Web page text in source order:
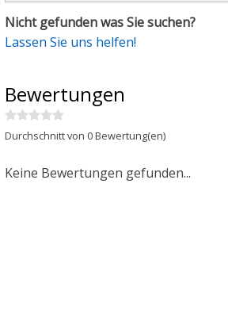
Nicht gefunden was Sie suchen?
Lassen Sie uns helfen!
Bewertungen
Durchschnitt von 0 Bewertung(en)
Keine Bewertungen gefunden...